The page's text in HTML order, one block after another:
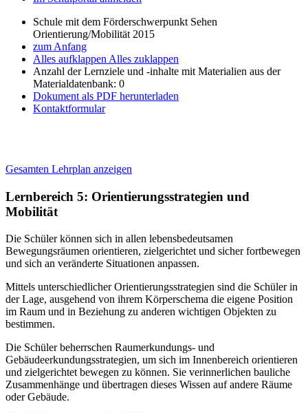
Schule mit dem Förderschwerpunkt Sehen
Orientierung/Mobilität 2015
zum Anfang
Alles aufklappen Alles zuklappen
Anzahl der Lernziele und -inhalte mit Materialien aus der
Materialdatenbank: 0
Dokument als PDF herunterladen
Kontaktformular
Gesamten Lehrplan anzeigen
Lernbereich 5: Orientierungsstrategien und
Mobilität
Die Schüler können sich in allen lebensbedeutsamen
Bewegungsräumen orientieren, zielgerichtet und sicher fortbewegen
und sich an veränderte Situationen anpassen.
Mittels unterschiedlicher Orientierungsstrategien sind die Schüler in
der Lage, ausgehend von ihrem Körperschema die eigene Position
im Raum und in Beziehung zu anderen wichtigen Objekten zu
bestimmen.
Die Schüler beherrschen Raumerkundungs- und
Gebäudeerkundungsstrategien, um sich im Innenbereich orientieren
und zielgerichtet bewegen zu können. Sie verinnerlichen bauliche
Zusammenhänge und übertragen dieses Wissen auf andere Räume
oder Gebäude.